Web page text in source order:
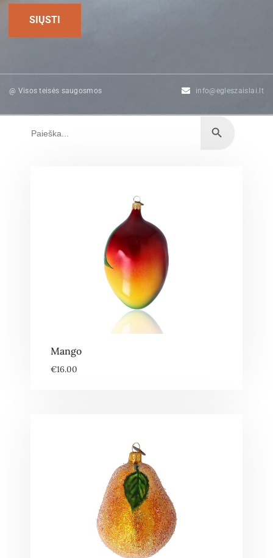
@ Visos teisės saugosmos info@egleszaislai.lt
Mango
€16.00